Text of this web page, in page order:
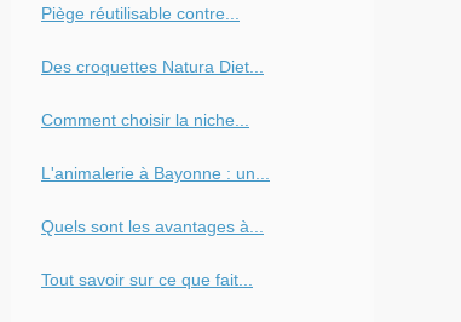
Piège réutilisable contre...
Des croquettes Natura Diet...
Comment choisir la niche...
L'animalerie à Bayonne : un...
Quels sont les avantages à...
Tout savoir sur ce que fait...